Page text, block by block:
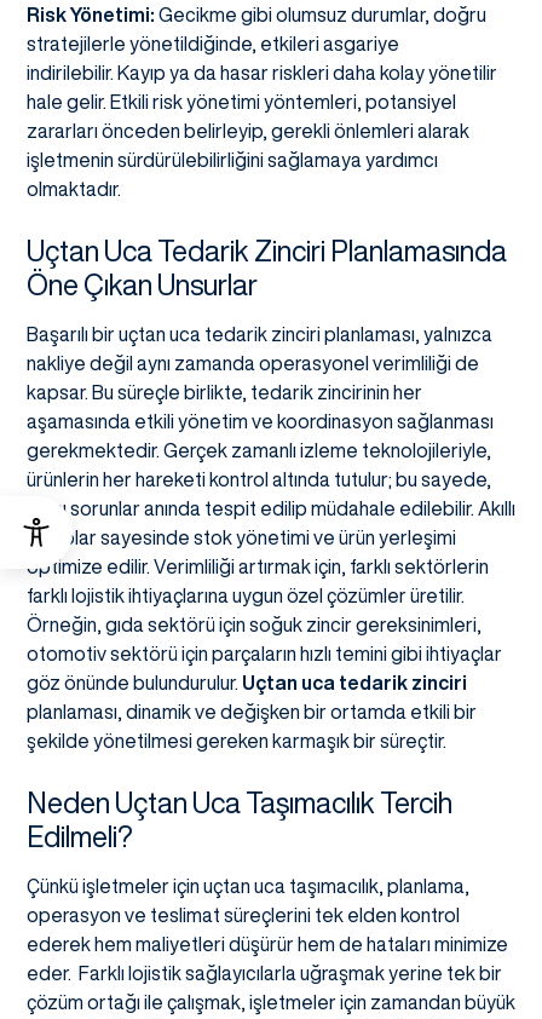
Risk Yönetimi: Gecikme gibi olumsuz durumlar, doğru
stratejilerle yönetildiğinde, etkileri asgariye
indirilebilir. Kayıp ya da hasar riskleri daha kolay yönetilir
hale gelir. Etkili risk yönetimi yöntemleri, potansiyel
zararları önceden belirleyip, gerekli önlemleri alarak
işletmenin sürdürülebilirliğini sağlamaya yardımcı
olmaktadır.
Uçtan Uca Tedarik Zinciri Planlamasında
Öne Çıkan Unsurlar
Başarılı bir uçtan uca tedarik zinciri planlaması, yalnızca
nakliye değil aynı zamanda operasyonel verimliliği de
kapsar. Bu süreçle birlikte, tedarik zincirinin her
aşamasında etkili yönetim ve koordinasyon sağlanması
gerekmektedir. Gerçek zamanlı izleme teknolojileriyle,
ürünlerin her hareketi kontrol altında tutulur; bu sayede,
olası sorunlar anında tespit edilip müdahale edilebilir. Akıllı
depolar sayesinde stok yönetimi ve ürün yerleşimi
optimize edilir. Verimliliği artırmak için, farklı sektörlerin
farklı lojistik ihtiyaçlarına uygun özel çözümler üretilir.
Örneğin, gıda sektörü için soğuk zincir gereksinimleri,
otomotiv sektörü için parçaların hızlı temini gibi ihtiyaçlar
göz önünde bulundurulur. Uçtan uca tedarik zinciri
planlaması, dinamik ve değişken bir ortamda etkili bir
şekilde yönetilmesi gereken karmaşık bir süreçtir.
Neden Uçtan Uca Taşımacılık Tercih
Edilmeli?
Çünkü işletmeler için uçtan uca taşımacılık, planlama,
operasyon ve teslimat süreçlerini tek elden kontrol
ederek hem maliyetleri düşürür hem de hataları minimize
eder. Farklı lojistik sağlayıcılarla uğraşmak yerine tek bir
çözüm ortağı ile çalışmak, işletmeler için zamandan büyük